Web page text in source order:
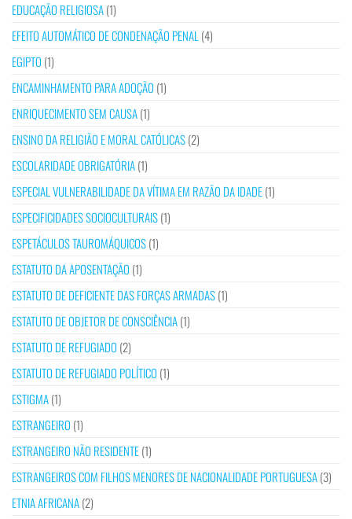
EDUCAÇÃO RELIGIOSA(1)
EFEITO AUTOMÁTICO DE CONDENAÇÃO PENAL (4)
EGIPTO (1)
ENCAMINHAMENTO PARA ADOÇÃO (1)
ENRIQUECIMENTO SEM CAUSA(1)
ENSINO DA RELIGIÃO E MORAL CATÓLICAS(2)
ESCOLARIDADE OBRIGATÓRIA(1)
ESPECIAL VULNERABILIDADE DA VÍTIMA EM RAZÃO DA IDADE(1)
ESPECIFICIDADES SOCIOCULTURAIS(1)
ESPETÁCULOS TAUROMÁQUICOS(1)
ESTATUTO DA APOSENTAÇÃO (1)
ESTATUTO DE DEFICIENTE DAS FORÇAS ARMADAS(1)
ESTATUTO DE OBJETOR DE CONSCIÊNCIA(1)
ESTATUTO DE REFUGIADO (2)
ESTATUTO DE REFUGIADO POLÍTICO (1)
ESTIGMA(1)
ESTRANGEIRO (1)
ESTRANGEIRO NÃO RESIDENTE(1)
ESTRANGEIROS COM FILHOS MENORES DE NACIONALIDADE PORTUGUESA(3)
ETNIA AFRICANA(2)